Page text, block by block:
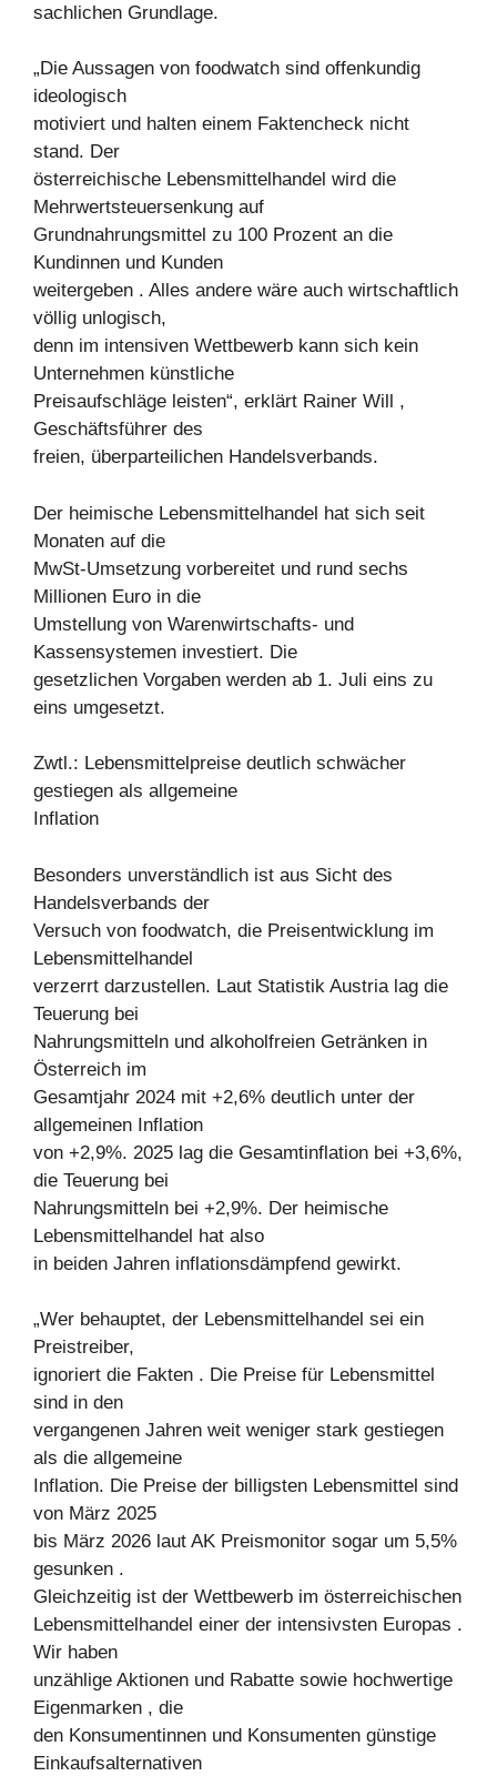
sachlichen Grundlage.
„Die Aussagen von foodwatch sind offenkundig
ideologisch
motiviert und halten einem Faktencheck nicht
stand. Der
österreichische Lebensmittelhandel wird die
Mehrwertsteuersenkung auf
Grundnahrungsmittel zu 100 Prozent an die
Kundinnen und Kunden
weitergeben . Alles andere wäre auch wirtschaftlich
völlig unlogisch,
denn im intensiven Wettbewerb kann sich kein
Unternehmen künstliche
Preisaufschläge leisten“, erklärt Rainer Will ,
Geschäftsführer des
freien, überparteilichen Handelsverbands.
Der heimische Lebensmittelhandel hat sich seit
Monaten auf die
MwSt-Umsetzung vorbereitet und rund sechs
Millionen Euro in die
Umstellung von Warenwirtschafts- und
Kassensystemen investiert. Die
gesetzlichen Vorgaben werden ab 1. Juli eins zu
eins umgesetzt.
Zwtl.: Lebensmittelpreise deutlich schwächer
gestiegen als allgemeine
Inflation
Besonders unverständlich ist aus Sicht des
Handelsverbands der
Versuch von foodwatch, die Preisentwicklung im
Lebensmittelhandel
verzerrt darzustellen. Laut Statistik Austria lag die
Teuerung bei
Nahrungsmitteln und alkoholfreien Getränken in
Österreich im
Gesamtjahr 2024 mit +2,6% deutlich unter der
allgemeinen Inflation
von +2,9%. 2025 lag die Gesamtinflation bei +3,6%,
die Teuerung bei
Nahrungsmitteln bei +2,9%. Der heimische
Lebensmittelhandel hat also
in beiden Jahren inflationsdämpfend gewirkt.
„Wer behauptet, der Lebensmittelhandel sei ein
Preistreiber,
ignoriert die Fakten . Die Preise für Lebensmittel
sind in den
vergangenen Jahren weit weniger stark gestiegen
als die allgemeine
Inflation. Die Preise der billigsten Lebensmittel sind
von März 2025
bis März 2026 laut AK Preismonitor sogar um 5,5%
gesunken .
Gleichzeitig ist der Wettbewerb im österreichischen
Lebensmittelhandel einer der intensivsten Europas .
Wir haben
unzählige Aktionen und Rabatte sowie hochwertige
Eigenmarken , die
den Konsumentinnen und Konsumenten günstige
Einkaufsalternativen